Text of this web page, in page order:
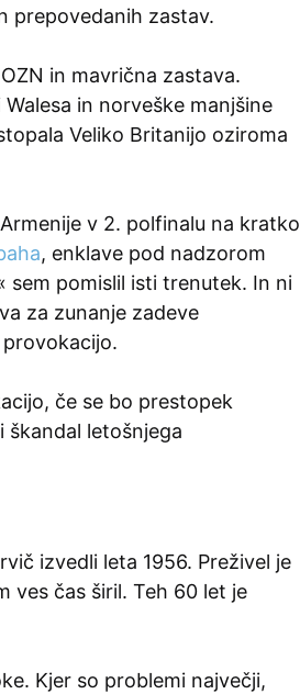
prepovedanih zastav.
in mavrična zastava.
in norveške manjšine
Veliko Britanijo oziroma
v 2. polfinalu na kratko
, enklave pod nadzorom
sem pomislil isti trenutek. In ni
za zunanje zadeve
če se bo prestopek
škandal letošnjega
izvedli leta 1956. Preživel je
ves čas širil. Teh 60 let je
Kjer so problemi največji,